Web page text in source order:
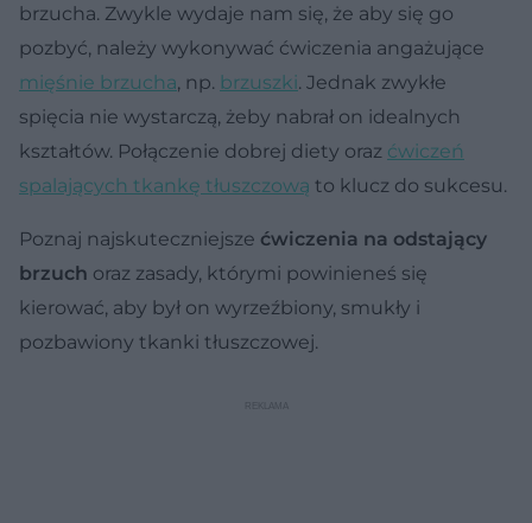
brzucha. Zwykle wydaje nam się, że aby się go
pozbyć, należy wykonywać ćwiczenia angażujące
mięśnie brzucha, np. brzuszki. Jednak zwykłe
spięcia nie wystarczą, żeby nabrał on idealnych
kształtów. Połączenie dobrej diety oraz ćwiczeń
spalających tkankę tłuszczową to klucz do sukcesu.
Poznaj najskuteczniejsze ćwiczenia na odstający
brzuch oraz zasady, którymi powinieneś się
kierować, aby był on wyrzeźbiony, smukły i
pozbawiony tkanki tłuszczowej.